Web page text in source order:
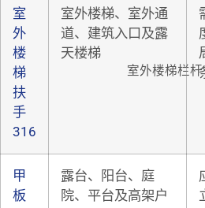
室外楼梯栏
室
外
楼
梯
扶
手
316
室外楼梯、室外通
道、建筑入口及露
天楼梯
甲
板
露台、阳台、庭
院、平台及高架户